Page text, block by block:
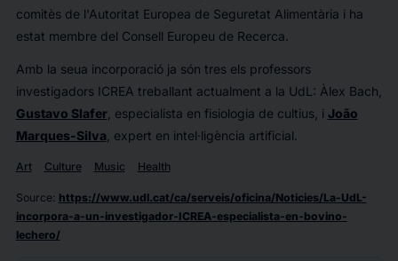
comitès de l'Autoritat Europea de Seguretat Alimentària i ha
estat membre del Consell Europeu de Recerca.
Amb la seua incorporació ja són tres els professors
investigadors ICREA treballant actualment a la UdL: Àlex Bach,
Gustavo Slafer, especialista en fisiologia de cultius, i João
Marques-Silva , expert en intel·ligència artificial.
Art Culture Music Health
Source: https://www.udl.cat/ca/serveis/oficina/Noticies/La-UdL-
incorpora-a-un-investigador-ICREA-especialista-en-bovino-
lechero/